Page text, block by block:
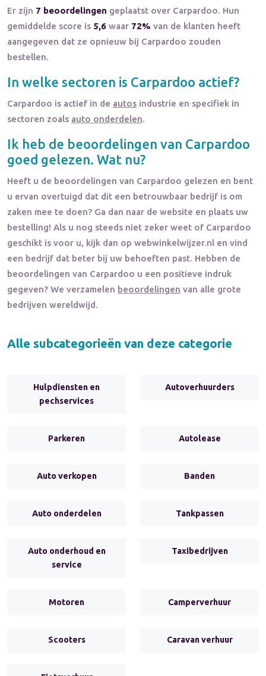
Er zijn 7 beoordelingen geplaatst over Carpardoo. Hun
gemiddelde score is 5,6 waar 72% van de klanten heeft
aangegeven dat ze opnieuw bij Carpardoo zouden
bestellen.
In welke sectoren is Carpardoo actief?
Carpardoo is actief in de autos industrie en specifiek in
sectoren zoals auto onderdelen.
Ik heb de beoordelingen van Carpardoo
goed gelezen. Wat nu?
Heeft u de beoordelingen van Carpardoo gelezen en bent
u ervan overtuigd dat dit een betrouwbaar bedrijf is om
zaken mee te doen? Ga dan naar de website en plaats uw
bestelling! Als u nog steeds niet zeker weet of Carpardoo
geschikt is voor u, kijk dan op webwinkelwijzer.nl en vind
een bedrijf dat beter bij uw behoeften past. Hebben de
beoordelingen van Carpardoo u een positieve indruk
gegeven? We verzamelen beoordelingen van alle grote
bedrijven wereldwijd.
Alle subcategorieën van deze categorie
Hulpdiensten en
pechservices
Autoverhuurders
Parkeren Autolease
Auto verkopen Banden
Auto onderdelen Tankpassen
Auto onderhoud en
service
Taxibedrijven
Motoren Camperverhuur
Scooters Caravan verhuur